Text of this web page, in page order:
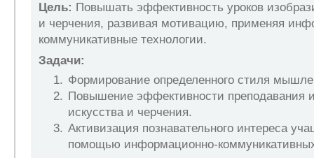
Цель: Повышать эффективность уроков
и черчения, развивая мотивацию, применяя
коммуникативные технологии.
Задачи:
Формирование определенного стиля
Повышение эффективности преподавания
искусства и черчения.
Активизация познавательного интереса
помощью информационно-